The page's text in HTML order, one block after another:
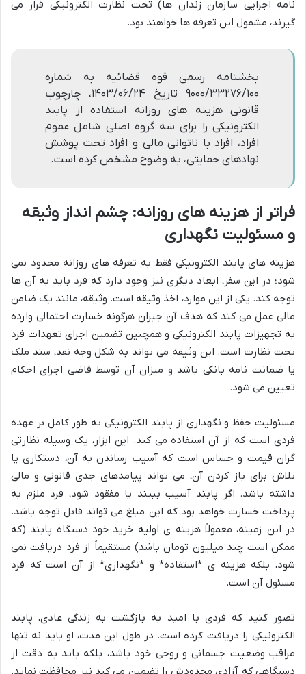
نامه اجرایی سازمان زندان ها) تحت نظارت الکترونیکی قرار می
گیرند، مشمول این تعرفه ها خواهند بود.
بخشنامه رسمی قوه قضائیه به شماره
۹۰۰۰/۳۳۲۷۶/۱۰۰ تاریخ ۱۴۰۳/۰۶/۲۴، چارچوب
قانونی هزینه های روزانه استفاده از پابند
الکترونیکی را برای سه گروه اصلی شامل عموم
افراد، افراد با ناتوانی مالی و افراد تحت پوشش
نهادهای حمایتی، به وضوح مشخص کرده است.
فراتر از هزینه های روزانه: چشم انداز وثیقه
و مسئولیت نگهداری
هزینه های پابند الکترونیکی فقط به تعرفه های روزانه محدود نمی
شود؛ در این سفر، ابعاد دیگری نیز وجود دارد که فرد باید به آن ها
توجه کند. یکی از این موارد، اخذ وثیقه است. وثیقه، مانند یک ضامن
مالی عمل می کند که هدف آن جبران هرگونه خسارت احتمالی وارده
به تجهیزات پابند الکترونیکی و همچنین تضمین اجرای تعهدات فرد
تحت نظارت است. این وثیقه می تواند به شکل وجه نقد، سند ملک
یا ضمانت نامه بانکی باشد و میزان آن توسط قاضی اجرای احکام
تعیین می شود.
مسئولیت حفظ و نگهداری از پابند الکترونیکی به طور کامل بر عهده
فردی است که از آن استفاده می کند. این ابزار، یک وسیله نظارتی
گران قیمت و حساس است که آسیب رساندن به آن، دستکاری یا
تلاش برای باز کردن آن، می تواند پیامدهای جدی قانونی و مالی
داشته باشد. اگر پابند آسیب ببیند یا مفقود شود، فرد ملزم به
پرداخت خسارت خواهد بود که این مبلغ می تواند قابل توجه باشد.
در این زمینه، معمولاً هزینه ی اولیه خرید خود دستگاه پابند (که
ممکن است چند میلیون تومان باشد) مستقیماً از فرد دریافت نمی
شود، بلکه هزینه ی *استفاده* و *نگهداری* از آن است که فرد
مسئول آن است.
تصور کنید که فردی با امید به بازگشت به زندگی عادی، پابند
الکترونیکی را دریافت کرده است. در طول این مدت، او باید نه تنها
مراقب وضعیت جسمانی و روحی خود باشد، بلکه باید به دقت از
دستگاهی که آزادی محدودش را تضمین می کند نیز محافظت نماید.